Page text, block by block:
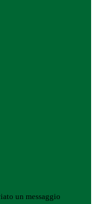
un messaggio